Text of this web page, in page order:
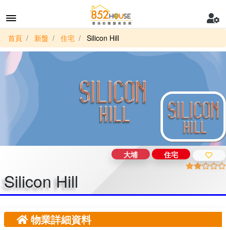
首頁 新盤 住宅 Silicon Hill
Silicon Hill
大埔 住宅
物業詳細資料